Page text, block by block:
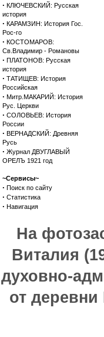
· КЛЮЧЕВСКИЙ: Русская
история
· КАРАМЗИН: История Гос.
Рос-го
· КОСТОМАРОВ:
Св.Владимир - Романовы
· ПЛАТОНОВ: Русская
история
· ТАТИЩЕВ: История
Российская
· Митр.МАКАРИЙ: История
Рус. Церкви
· СОЛОВЬЕВ: История
России
· ВЕРНАДСКИЙ: Древняя
Русь
· Журнал ДВУГЛАВЫЙ
ОРЕЛЪ 1921 год
~Сервисы~
· Поиск по сайту
· Статистика
· Навигация
На
Виталия
духовно-
от